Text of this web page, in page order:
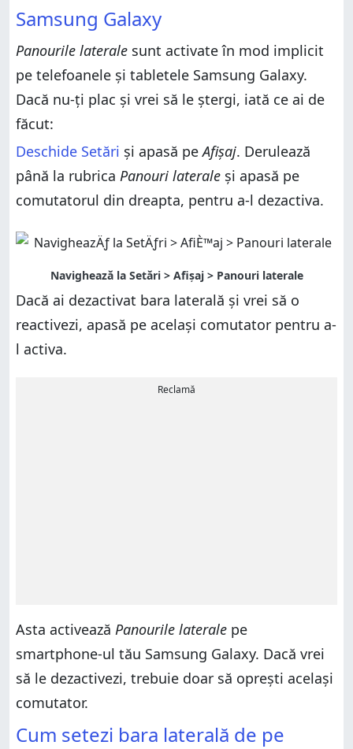
Samsung Galaxy
Panourile laterale sunt activate în mod implicit
pe telefoanele și tabletele Samsung Galaxy.
Dacă nu-ți plac și vrei să le ștergi, iată ce ai de
făcut:
Deschide Setări și apasă peAfișaj. Derulează
până la rubrica Panouri laterale și apasă pe
comutatorul din dreapta, pentru a-l dezactiva.
Dacă ai dezactivat bara laterală și vrei să o
reactivezi, apasă pe același comutator pentru a-
l activa.
Reclamă
Asta activează Panourile laterale pe
smartphone-ul tău Samsung Galaxy. Dacă vrei
să le dezactivezi, trebuie doar să oprești același
comutator.
Cum setezi bara laterală de pe